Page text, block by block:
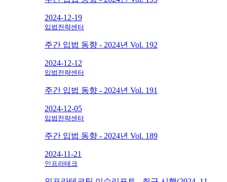
2024-12-19
입법전략센터
주간 입법 동향 - 2024년 Vol. 192
2024-12-12
입법전략센터
주간 입법 동향 - 2024년 Vol. 191
2024-12-05
입법전략센터
주간 입법 동향 - 2024년 Vol. 189
2024-11-21
인프라테크